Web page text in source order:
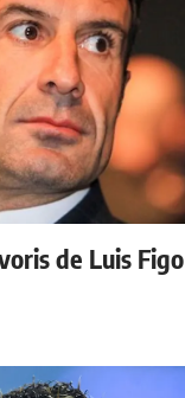
de Luis Figo